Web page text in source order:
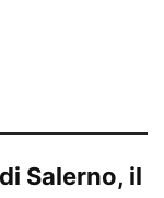
Salerno, il